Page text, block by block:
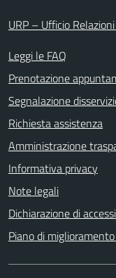
URP – Ufficio
Leggi le FAQ
Prenotazione
Segnalazione
Richiesta assistenza
Amministrazione
Informativa privacy
Note legali
Dichiarazione di
Piano di